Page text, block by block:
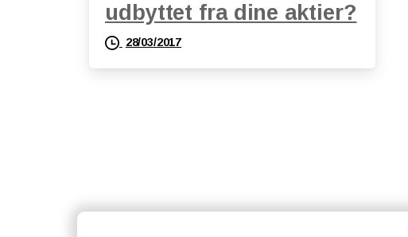
udbyttet fra dine aktier?
28/03/2017